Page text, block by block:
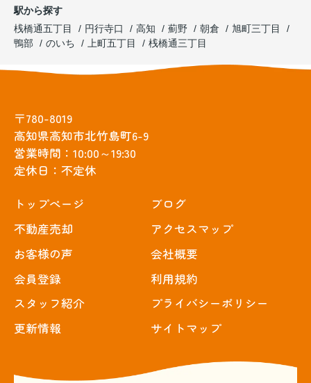
駅から探す
桟橋通五丁目
円行寺口 高知 薊野 朝倉
旭町三丁目
鴨部
のいち 上町五丁目 桟橋通三丁目
〒780-8019
高知県高知市北竹島町6-9
営業時間：10:00～19:30
定休日：不定休
トップぺージ
不動産売却
お客様の声
会員登録
スタッフ紹介
更新情報
ブログ
アクセスマップ
会社概要
利用規約
プライバシーポリシー
サイトマップ